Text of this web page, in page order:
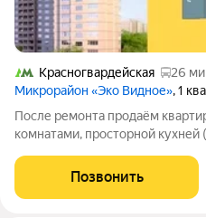
Красногвардейская
26
Микрорайон «Эко Видное», 1
После ремонта продаём
комнатами, просторной кухней
невероятными закатами. В
не проживает, физически
Позвонить